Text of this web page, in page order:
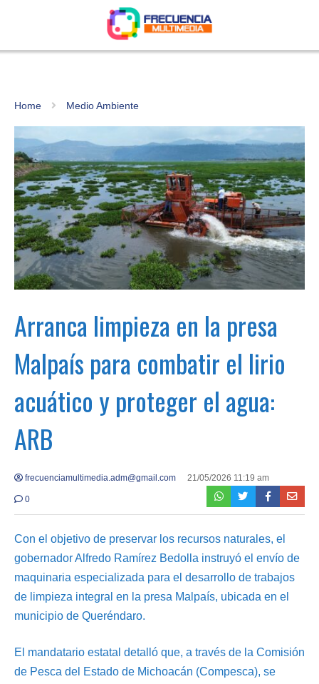
Home Medio Ambiente
Arranca limpieza en la presa
Malpaís para combatir el lirio
acuático y proteger el agua:
ARB
frecuenciamultimedia.adm@gmail.com 21/05/2026 11:19 am
0
Con el objetivo de preservar los recursos naturales, el
gobernador Alfredo Ramírez Bedolla instruyó el envío de
maquinaria especializada para el desarrollo de trabajos
de limpieza integral en la presa Malpaís, ubicada en el
municipio de Queréndaro.
El mandatario estatal detalló que, a través de la Comisión
de Pesca del Estado de Michoacán (Compesca), se